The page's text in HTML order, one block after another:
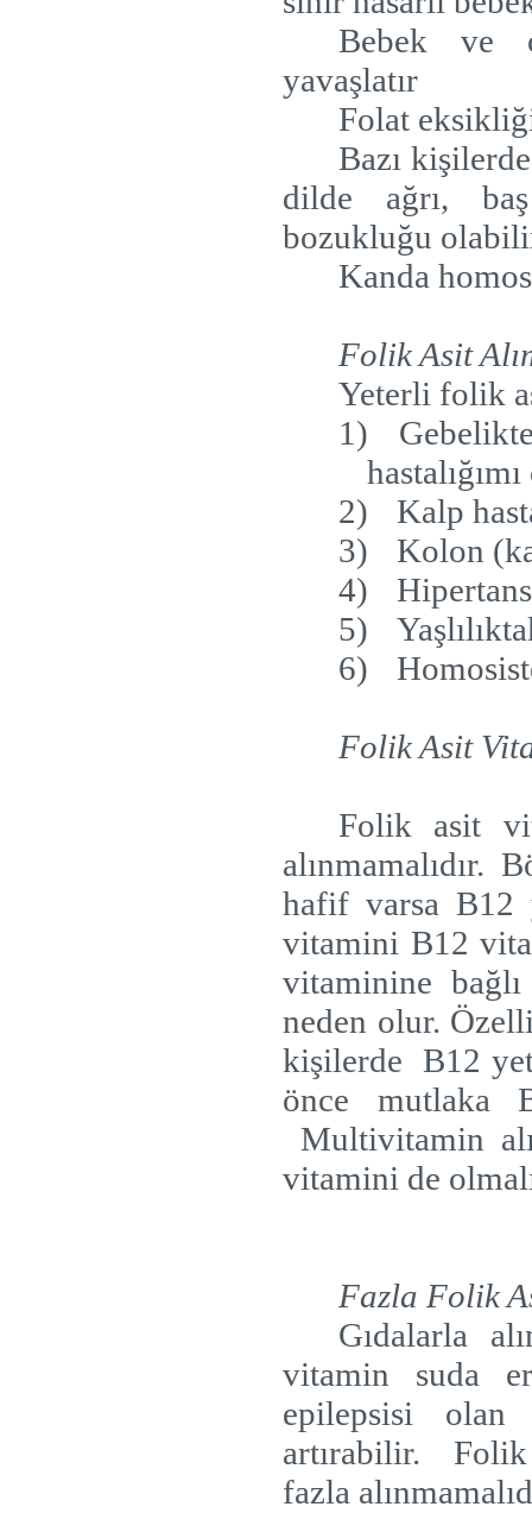
Bebek ve
yavaşlatır
Folat
Bazı
dilde ağrı, baş
bozukluğu
Kanda
Folik Asit
Yeterli folik
1)
2)
Kalp
3)
Kolon
4)
5)
6)
Folik Asit
Folik asit
alınmamalıdır.
hafif varsa B12
vitamini B12
vitaminine
neden olur.
kişilerde B12
önce mutlaka
Multivitamin
vitamini de
Fazla Folik
Gıdalarla
vitamin suda
epilepsisi olan
artırabilir.
fazla